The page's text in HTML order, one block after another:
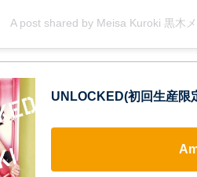
A post shared by Meisa Kuroki 黒木
UNLOCKED(初回生産限